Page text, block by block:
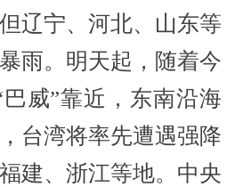
辽宁、河北、山东等
雨。明天起，随着今
威”靠近，东南沿海
台湾将率先遭遇强降
建、浙江等地。中央